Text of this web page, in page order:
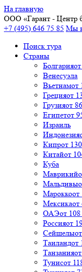
На главную
ООО «Гарант - Центр
+7 (495) 646 75 85 Мы
Поиск тура
Cтраны
Болгария
Венесуэла
Вьетнамот
Грецияот
Грузияот
Египетот
Израиль
Индонезия
Кипрот
Китайот
Куба
Маврикий
Мальдивы
Мароккоот
Мексикаот
ОАЭот
Россияот
Сейшелы
Таиландот
Танзания
Тунисот